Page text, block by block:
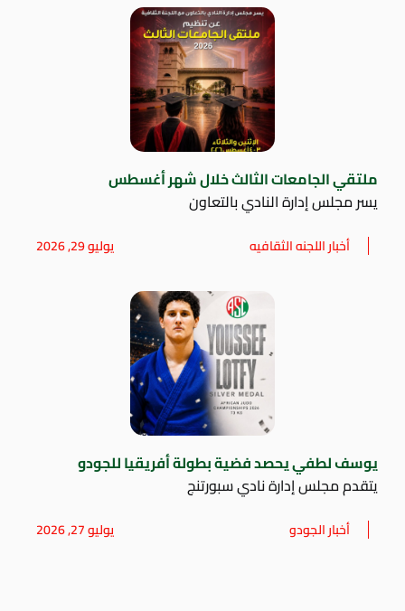
ملتقي الجامعات الثالث خلال شهر أغسطس
يسر مجلس إدارة النادي بالتعاون
أخبار اللجنه الثقافيه يوليو 29, 2026
يوسف لطفي يحصد فضية بطولة أفريقيا للجودو
يتقدم مجلس إدارة نادي سبورتنج
أخبار الجودو يوليو 27, 2026